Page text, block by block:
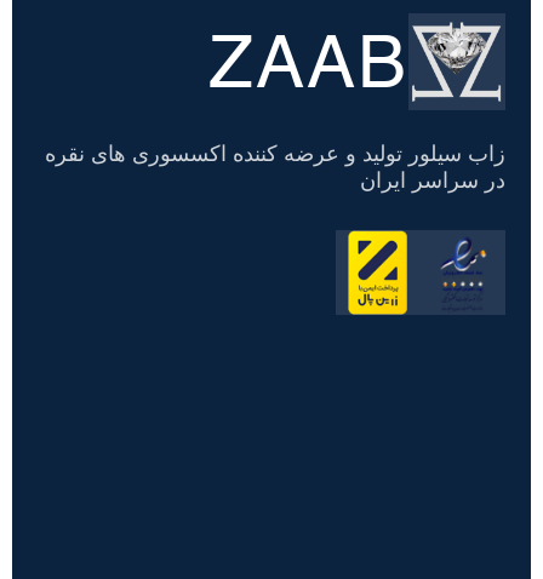
تسویه
حساب
ZAAB
زاب سیلور تولید و عرضه کننده اکسسوری های نقره
در سراسر ایران